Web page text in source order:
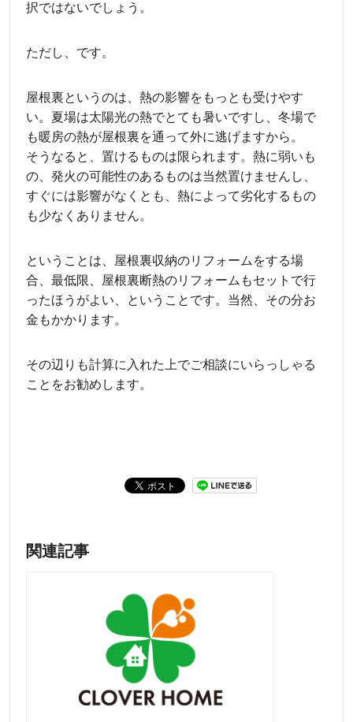
択ではないでしょう。
ただし、です。
屋根裏というのは、熱の影響をもっとも受けやす
い。夏場は太陽光の熱でとても暑いですし、冬場で
も暖房の熱が屋根裏を通って外に逃げますから。
そうなると、置けるものは限られます。熱に弱いも
の、発火の可能性のあるものは当然置けませんし、
すぐには影響がなくとも、熱によって劣化するもの
も少なくありません。
ということは、屋根裏収納のリフォームをする場
合、最低限、屋根裏断熱のリフォームもセットで行
ったほうがよい、ということです。当然、その分お
金もかかります。
その辺りも計算に入れた上でご相談にいらっしゃる
ことをお勧めします。
関連記事